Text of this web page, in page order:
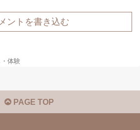
ントを書き込む
体験
PAGE TOP